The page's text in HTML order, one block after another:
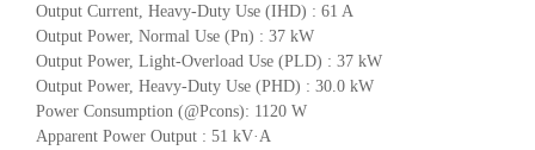
Output Current, Heavy-Duty Use (IHD) : 61 A
Output Power, Normal Use (Pn) : 37 kW
Output Power, Light-Overload Use (PLD) : 37 kW
Output Power, Heavy-Duty Use (PHD) : 30.0 kW
Power Consumption (@Pcons): 1120 W
Apparent Power Output : 51 kV·A